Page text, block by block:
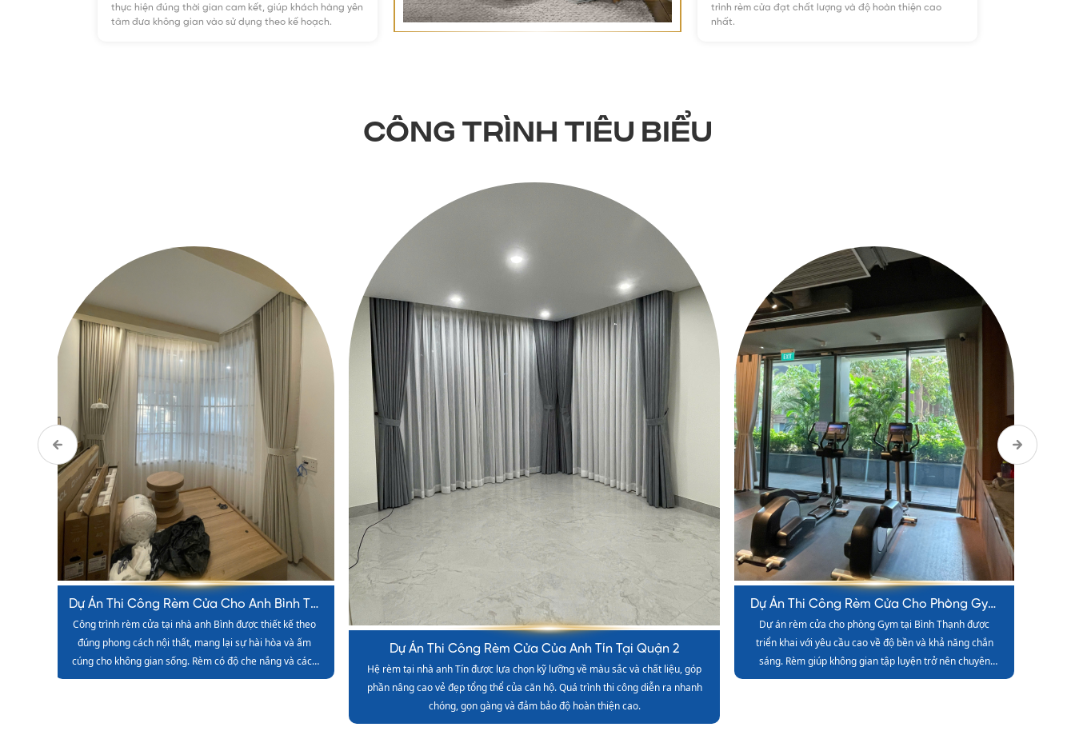
thực hiện đúng thời gian cam kết, giúp khách hàng yên
tâm đưa không gian vào sử dụng theo kế hoạch.
trình rèm cửa đạt chất lượng và độ hoàn thiện cao
nhất.
CÔNG TRÌNH TIÊU BIỂU
Dự Án Thi Công Rèm Cửa Của Anh Tín Tại
Quận 2
Hệ rèm tại nhà anh Tín được lựa chọn kỹ lưỡng về màu
sắc và chất liệu, góp phần nâng cao vẻ đẹp tổng thể của
căn hộ. Quá trình thi công diễn ra nhanh chóng, gọn
gàng và đảm bảo độ hoàn thiện cao.
Dự Án Thi Công Rèm Cửa Cho Phòng Gym Tại Bình Thạnh
Dự án rèm cửa cho phòng Gym tại Bình Thạnh được triển khai với yêu cầu
cao về độ bền và khả năng chắn sáng. Rèm giúp không gian tập luyện trở nên
chuyên nghiệp, riêng tư và tạo cảm giác thoải mái cho khách hàng.
Dự Án Thi Công Rèm Cửa Cho Studio
Rèm cửa cho Studio được thi công với phong cách hiện
đại, giúp không gian vừa đảm bảo ánh sáng vừa tăng
tính thẩm mỹ. Hệ rèm vận hành mượt mà, chất liệu cao
cấp giúp Studio trở nên chuyên nghiệp và sang trọng